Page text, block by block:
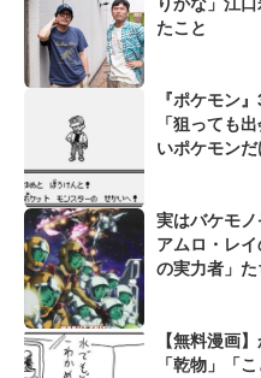
りかな」江
たこと
『ポケモン
「狙っても
いポケモン
実はバケモノ
アムロ・レ
の実力者」た
【無料漫画
「乾物」「